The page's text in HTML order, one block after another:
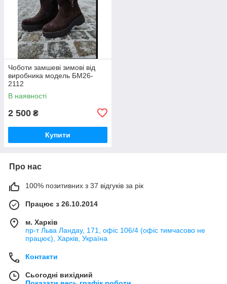
Чоботи замшеві зимові від
виробника модель БМ26-
2112
В наявності
2 500 ₴
Купити
Про нас
100% позитивних з 37 відгуків за рік
Працює з 26.10.2014
м. Харків
пр-т Льва Ландау, 171, офіс 106/4 (офіс тимчасово не
працює), Харків, Україна
Контакти
Сьогодні вихідний